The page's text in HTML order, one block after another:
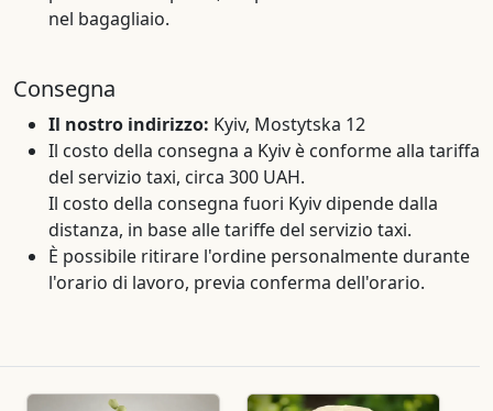
nel bagagliaio.
Consegna
Il nostro indirizzo: Kyiv, Mostytska 12
Il costo della consegna a Kyiv è conforme alla tariffa
del servizio taxi, circa 300 UAH.
Il costo della consegna fuori Kyiv dipende dalla
distanza, in base alle tariffe del servizio taxi.
È possibile ritirare l'ordine personalmente durante
l'orario di lavoro, previa conferma dell'orario.